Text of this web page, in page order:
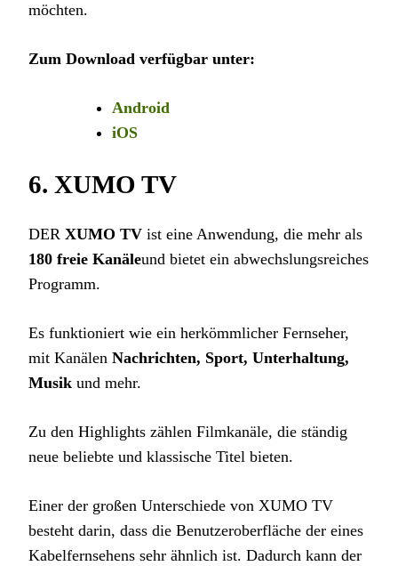
möchten.
Zum Download verfügbar unter:
Android
iOS
6. XUMO TV
DER XUMO TV ist eine Anwendung, die mehr als
180 freie Kanäleund bietet ein abwechslungsreiches
Programm.
Es funktioniert wie ein herkömmlicher Fernseher,
mit Kanälen Nachrichten, Sport, Unterhaltung,
Musik und mehr.
Zu den Highlights zählen Filmkanäle, die ständig
neue beliebte und klassische Titel bieten.
Einer der großen Unterschiede von XUMO TV
besteht darin, dass die Benutzeroberfläche der eines
Kabelfernsehens sehr ähnlich ist. Dadurch kann der